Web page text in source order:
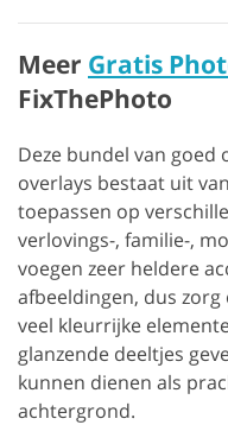
Meer Gratis
FixThePhoto
Deze bundel van
overlays bestaat uit
toepassen op
verlovings-, familie-,
voegen zeer heldere
afbeeldingen, dus
veel kleurrijke
glanzende deeltjes
kunnen dienen als
achtergrond.